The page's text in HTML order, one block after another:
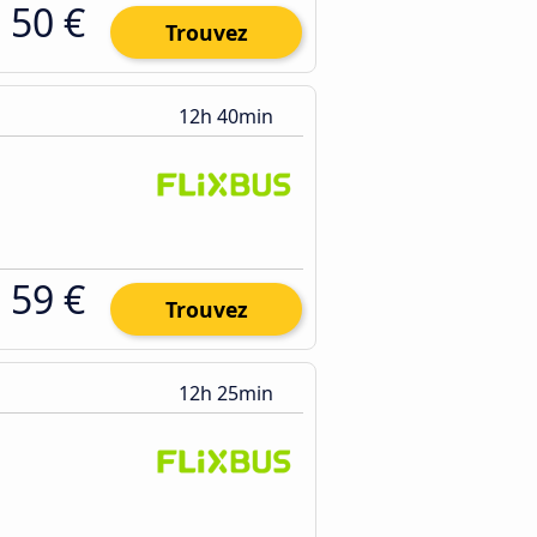
50 € Trouvez
12h 40min
59 € Trouvez
12h 25min